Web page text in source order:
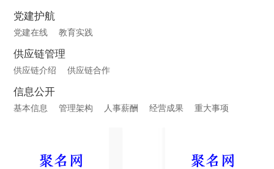
党建护航
党建在线 教育实践
供应链管理
供应链介绍 供应链合作
信息公开
基本信息 管理架构 人事薪酬 经营成果 重大事项